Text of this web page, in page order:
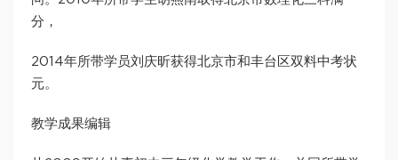
分，
2014年所带学员刘庆昕获得北京市和丰台区双料中考状
元。
教学成果编辑